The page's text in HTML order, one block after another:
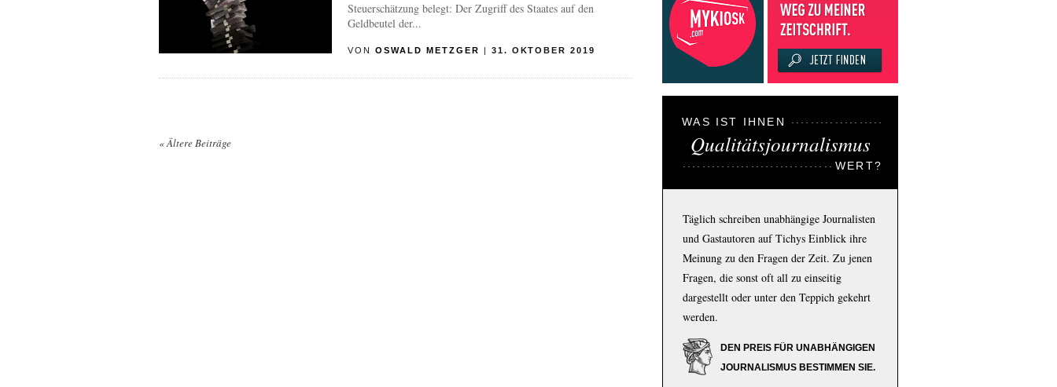
Steuerschätzung belegt: Der Zugriff des Staates auf den
Geldbeutel der...
VON OSWALD METZGER | 31. OKTOBER 2019
«Ältere Beiträge
WAS IST IHNEN
Qualitätsjournalismus
WERT?
Täglich schreiben unabhängige Journalisten
und Gastautoren auf Tichys Einblick ihre
Meinung zu den Fragen der Zeit. Zu jenen
Fragen, die sonst oft all zu einseitig
dargestellt oder unter den Teppich gekehrt
werden.
DEN PREIS FÜR UNABHÄNGIGEN
JOURNALISMUS BESTIMMEN SIE.